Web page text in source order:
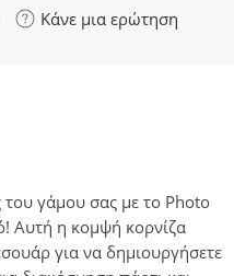
Κάνε μια ερώτηση
γάμου σας με το Photo
Αυτή η κομψή κορνίζα
για να δημιουργήσετε